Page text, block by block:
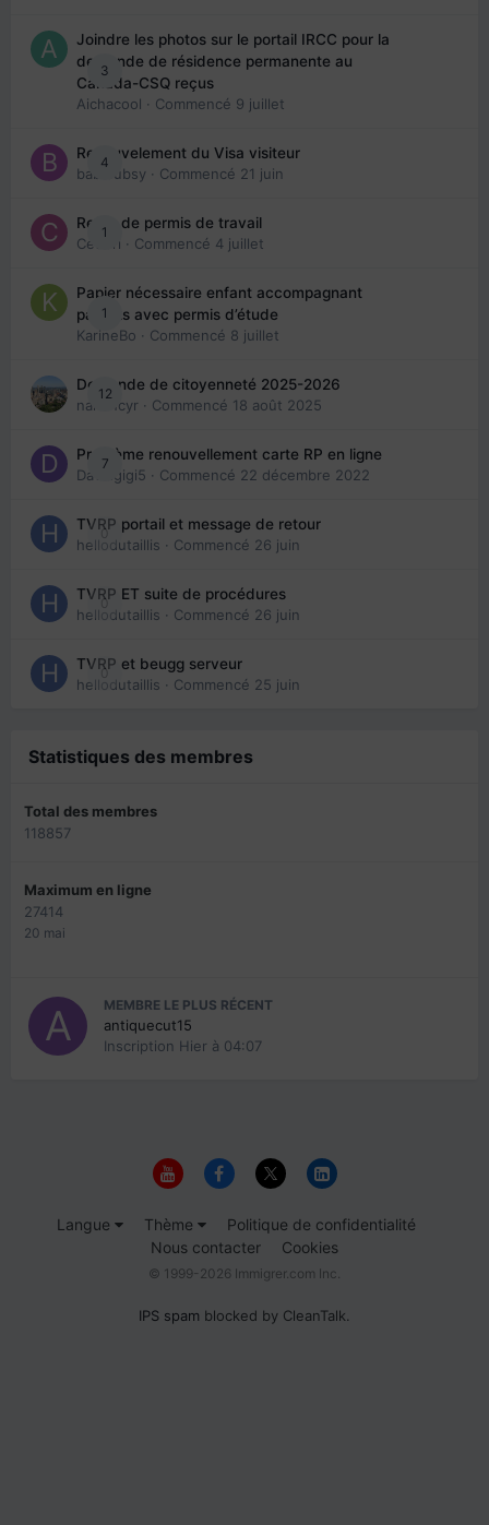
3
Joindre les photos sur le portail IRCC pour la
demande de résidence permanente au
Canada-CSQ reçus
Aichacool · Commencé 9 juillet
4
Renouvelement du Visa visiteur
babibubsy · Commencé 21 juin
1
Refus de permis de travail
Cedbri · Commencé 4 juillet
1
Papier nécessaire enfant accompagnant
parents avec permis d’étude
KarineBo · Commencé 8 juillet
12
Demande de citoyenneté 2025-2026
nanancyr · Commencé 18 août 2025
7
Problème renouvellement carte RP en ligne
Davidgigi5 · Commencé 22 décembre 2022
0
TVRP portail et message de retour
hellodutaillis · Commencé 26 juin
0
TVRP ET suite de procédures
hellodutaillis · Commencé 26 juin
0
TVRP et beugg serveur
hellodutaillis · Commencé 25 juin
Statistiques des membres
Total des membres
118857
Maximum en ligne
27414
20 mai
MEMBRE LE PLUS RÉCENT
antiquecut15
Inscription Hier à 04:07
Langue Thème
Politique de confidentialité
Nous contacter
Cookies
© 1999-2026 Immigrer.com Inc.
IPS spam blocked by CleanTalk.